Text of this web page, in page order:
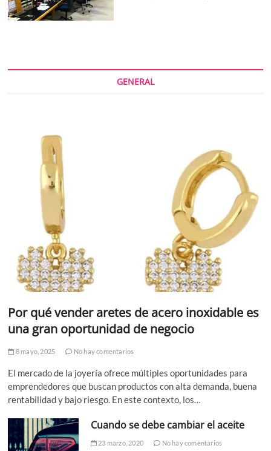
GENERAL
Por qué vender aretes de acero inoxidable es
una gran oportunidad de negocio
8 mayo, 2025 No hay comentarios
El mercado de la joyería ofrece múltiples oportunidades para
emprendedores que buscan productos con alta demanda, buena
rentabilidad y bajo riesgo. En este contexto, los…
Cuando se debe cambiar el aceite
23 marzo, 2020 No hay comentarios